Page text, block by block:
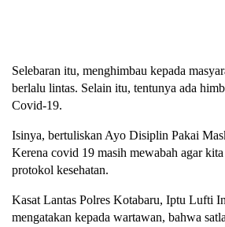
Selebaran itu, menghimbau kepada
berlalu lintas. Selain itu, tentunya ada
Covid-19.
Isinya, bertuliskan Ayo Disiplin Pakai
Kerena covid 19 masih mewabah agar
protokol kesehatan.
Kasat Lantas Polres Kotabaru, Iptu Lufti
mengatakan kepada wartawan, bahwa